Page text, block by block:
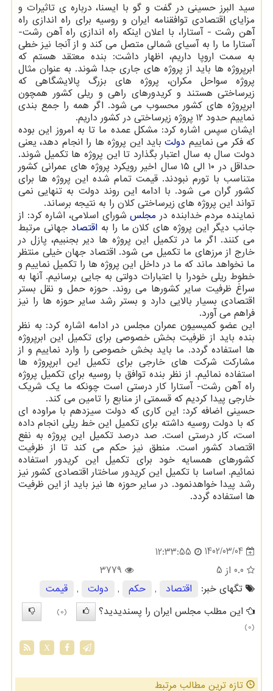
سید البرز حسینی در گفت و گو با ایسنا، درباره ی تاثیرات و
مزایای اقتصادی توافقنامه ایران و روسیه برای راه اندازی راه
آهن رشت - آستارا، با اعلان اینکه راه اندازی راه آهن رشت-
آستارا ما را به آسیای شمالی متصل می کند و از آنجا نیز خطی
به سمت اروپا داریم، اظهار داشت: بنده معتقد هستم که
ابرپروژه ها باید از پروژه های جاری جدا شوند. به عنوان مثال
پروژه سواحل مکران، پروژه های بزرگ پالایشگاهی که
زیرساختی هستند و کریدورهای راهی و ریلی کشور همچون
ابرپروژه های کشور محسوب می شود. اگر همه را جمع بندی
نماییم حدود ۱۲ پروژه زیرساختی در کشور داریم.
ایشان سپس اشاره کرد: مشکل عمده ما تا به امروز این بوده
که فکر می نماییم دولتباید این پروژه ها را انجام دهد، یعنی
دولت سال به سال اعتبار بگذارد تا این پروژه ها تکمیل شوند.
حداقل در ۱۰ الی ۱۵ سال اخیر رویکرد پروژه های عمرانی کشور
متناسب با تورم نبودند. قیمت تمام شده این پروژه ها برای
کشور گران می شود. با ادامه این روند دولت به تنهایی نمی
تواند این پروژه های زیرساختی کلان را به نتیجه برساند.
نماینده مردم خدابنده در مجلسشورای اسلامی، اشاره کرد: از
جانب دیگر این پروژه های کلان ما را به اقتصاد جهانی مرتبط
می کنند. اگر ما در تکمیل این پروژه ها دیر بجنبیم، پازل در
خارج از مرزهای ما تکمیل می شود. اقتصاد جهان خیلی منتظر
ما نخواهد ماند که ما در داخل این پروژه ها را تکمیل نماییم و
خطوط ریلی خودرا با اعتبارات دولتی به جایی برسانیم. آنها به
سراغ ظرفیت سایر کشورها می روند. حوزه حمل و نقل بستر
اقتصادی بسیار بالایی دارد و بستر رشد سایر حوزه ها را نیز
فراهم می آورد.
این عضو کمیسیون عمران مجلس در ادامه اشاره کرد: به نظر
بنده باید از ظرفیت بخش خصوصی برای تکمیل این ابرپروژه
ها استفاده گردد. ما باید بخش خصوصی را وارد نماییم و از
مشارکت شرکت های خارجی برای تکمیل این ابرپروژه ها
استفاده نمائیم. از نظر بنده توافق با روسیه برای تکمیل پروژه
راه آهن رشت- آستارا کار درستی است چونکه ما یک شریک
خارجی پیدا کردیم که قسمتی از منابع را تامین می کند.
حسینی اضافه کرد: این کاری که دولت سیزدهم با مراوده ای
که با دولت روسیه داشته برای تکمیل این خط ریلی انجام داده
است، کار درستی است. صد درصد تکمیل این پروژه به نفع
اقتصاد کشور است. منطق نیز حکم می کند تا از ظرفیت
کشورهای همسایه خود برای تکمیل این کریدور استفاده
نمائیم. اساسا با تکمیل این کریدور ساختار اقتصادی کشور نیز
رشد پیدا خواهدنمود. در سایر حوزه ها نیز باید از این ظرفیت
ها استفاده گردد.
1402/03/04
12:33:55
0.0 از 5
3779
تگهای خبر:
اقتصاد , حكم , دولت ,
قیمت
این مطلب مجلس ایران را پسندیدید؟
(0)
(0)
X
تازه ترین مطالب مرتبط